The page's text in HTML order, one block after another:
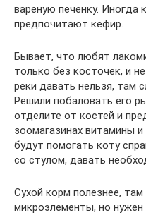
вареную печенку.
предпочитают кефир.
Бывает, что любят
только без косточек, и
реки давать нельзя, там
Решили побаловать его
отделите от костей и
зоомагазинах витамины
будут помогать коту
со стулом, давать
Сухой корм полезнее,
микроэлементы, но